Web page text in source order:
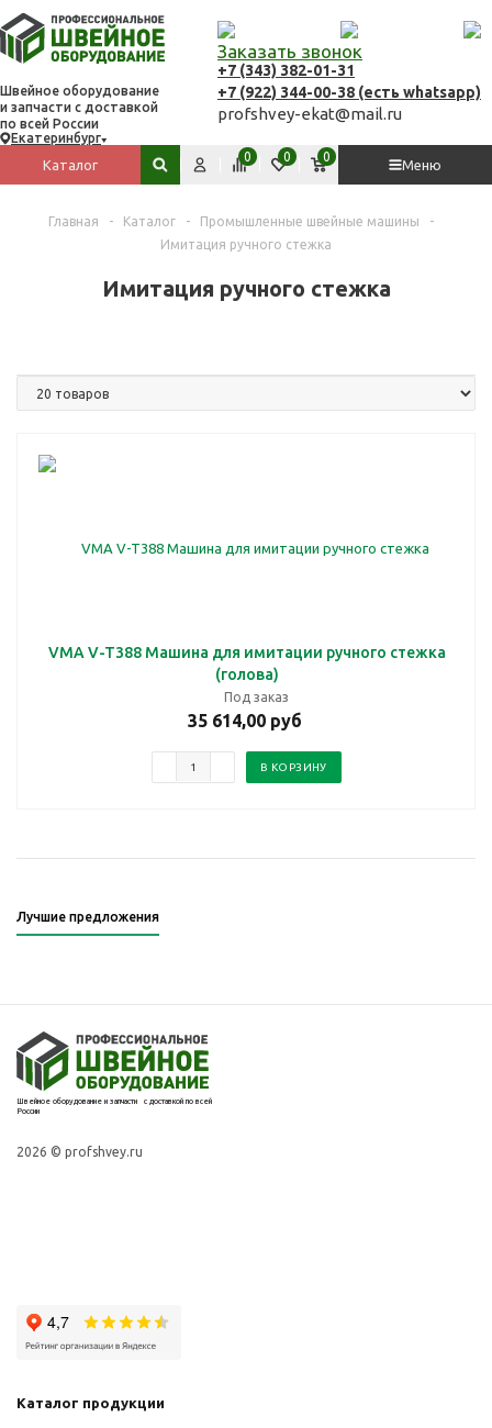
Швейное оборудование
и запчасти с доставкой
по всей России
Екатеринбург
Заказать звонок
+7 (343) 382-01-31
+7 (922) 344-00-38 (есть whatsapp)
profshvey-ekat@mail.ru
Каталог
Меню
Поиск по сайту
Сравнить
0 Избранное
0 Корзина
0
Главная - Каталог - Промышленные швейные машины
-
Имитация ручного стежка
Имитация ручного стежка
VMA V-T388 Машина для имитации ручного стежка
(голова)
Под заказ
35 614,00 руб
В КОРЗИНУ
Лучшие предложения
Швейное оборудование и запчасти с доставкой по всей
России
2026 © profshvey.ru
Каталог продукции